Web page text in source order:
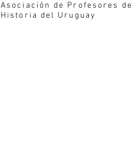
Asociación de Profesores de
Historia del Uruguay